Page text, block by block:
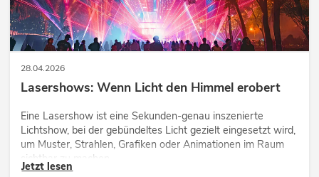
28.04.2026
Lasershows: Wenn Licht den Himmel erobert
Eine Lasershow ist eine Sekunden-genau inszenierte
Lichtshow, bei der gebündeltes Licht gezielt eingesetzt wird,
um Muster, Strahlen, Grafiken oder Animationen im Raum
sichtbar zu machen.
Jetzt lesen